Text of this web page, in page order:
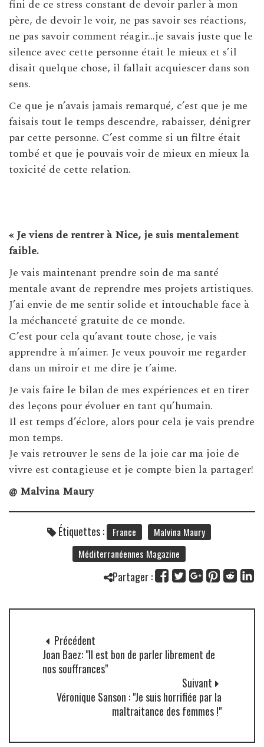
fini de ce stress constant de devoir parler à mon
père, de devoir le voir, ne pas savoir ses réactions,
ne pas savoir comment réagir…je savais juste que le
silence avec cette personne était le mieux et s’il
disait quelque chose, il fallait acquiescer dans son
sens.
Ce que je n’avais jamais remarqué, c’est que je me
faisais tout le temps descendre, rabaisser, dénigrer
par cette personne. C’est comme si un filtre était
tombé et que je pouvais voir de mieux en mieux la
toxicité de cette relation.
« Je viens de rentrer à Nice, je suis mentalement
faible.
Je vais maintenant prendre soin de ma santé
mentale avant de reprendre mes projets artistiques.
J’ai envie de me sentir solide et intouchable face à
la méchanceté gratuite de ce monde.
C’est pour cela qu’avant toute chose, je vais
apprendre à m’aimer. Je veux pouvoir me regarder
dans un miroir et me dire je t’aime.
Je vais faire le bilan de mes expériences et en tirer
des leçons pour évoluer en tant qu’humain.
Il est temps d’éclore, alors pour cela je vais prendre
mon temps.
Je vais retrouver le sens de la joie car ma joie de
vivre est contagieuse et je compte bien la partager!
@ Malvina Maury
Étiquettes : France
Malvina Maury
Méditerranéennes Magazine
Partager :
Précédent
Joan Baez: "Il est bon de parler librement de
nos souffrances"
Suivant
Véronique Sanson : "Je suis horrifiée par la
maltraitance des femmes !"